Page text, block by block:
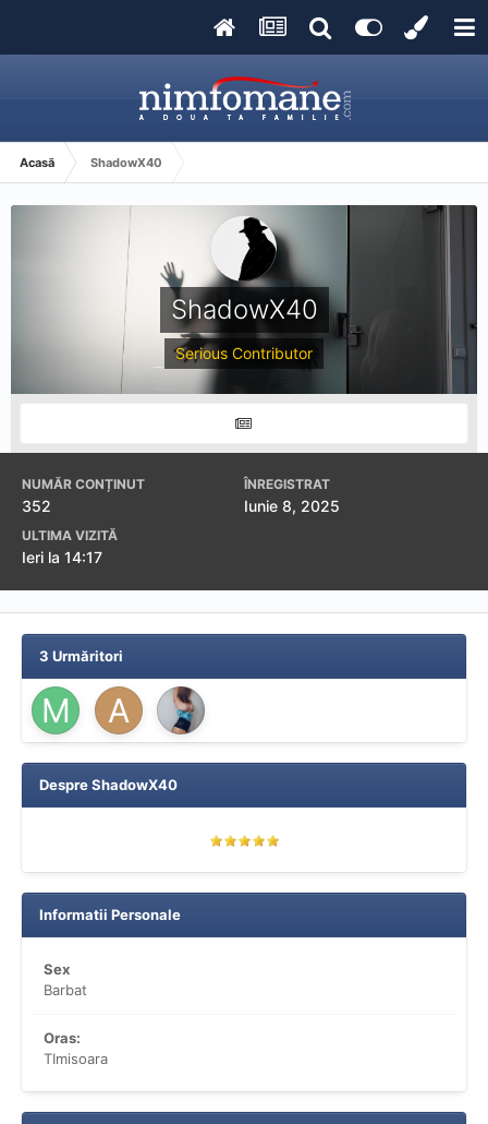
Acasă ShadowX40
ShadowX40
Serious Contributor
NUMĂR CONȚINUT
352
ÎNREGISTRAT
Iunie 8, 2025
ULTIMA VIZITĂ
Ieri la 14:17
3 Urmăritori
Despre ShadowX40
Informatii Personale
Sex
Barbat
Oras:
TImisoara